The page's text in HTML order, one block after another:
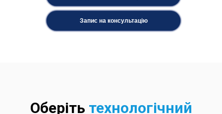
Запис на консультацію
Оберіть технологічний